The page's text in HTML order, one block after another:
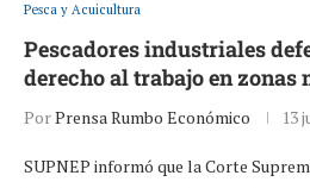
Pesca y Acuicultura
Pescadores industriales
derecho al trabajo en zonas
PorPrensa Rumbo Económico 13
SUPNEP informó que la Corte